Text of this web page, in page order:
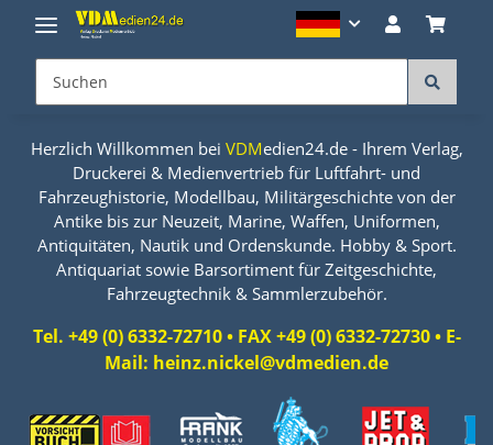
Herzlich Willkommen bei VDMedien24.de - Ihrem Verlag,
Druckerei & Medienvertrieb für Luftfahrt- und
Fahrzeughistorie, Modellbau, Militärgeschichte von der
Antike bis zur Neuzeit, Marine, Waffen, Uniformen,
Antiquitäten, Nautik und Ordenskunde. Hobby & Sport.
Antiquariat sowie Barsortiment für Zeitgeschichte,
Fahrzeugtechnik & Sammlerzubehör.
Tel. +49 (0) 6332-72710 • FAX +49 (0) 6332-72730 • E-
Mail: heinz.nickel@vdmedien.de